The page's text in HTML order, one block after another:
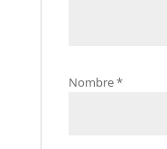
Nombre*